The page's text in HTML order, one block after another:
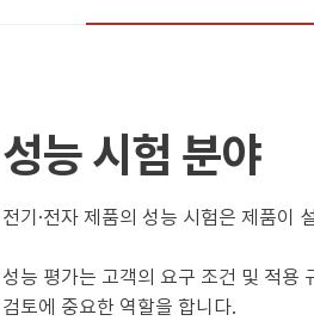
성능 시험 분야
전기·전자 제품의 성능 시험은 제품이
성능 평가는 고객의 요구 조건 및 적용
검토에 중요한 역할을 합니다.